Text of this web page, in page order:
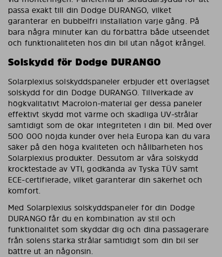
passa exakt till din Dodge DURANGO, vilket
garanterar en bubbelfri installation varje gång. På
bara några minuter kan du förbättra både utseendet
och funktionaliteten hos din bil utan något krångel.
Solskydd för Dodge DURANGO
Solarplexius solskyddspaneler erbjuder ett överlägset
solskydd för din Dodge DURANGO. Tillverkade av
högkvalitativt Macrolon-material ger dessa paneler
effektivt skydd mot värme och skadliga UV-strålar
samtidigt som de ökar integriteten i din bil. Med över
500 000 nöjda kunder över hela Europa kan du vara
säker på den höga kvaliteten och hållbarheten hos
Solarplexius produkter. Dessutom är våra solskydd
krocktestade av VTI, godkända av Tyska TÜV samt
ECE-certifierade, vilket garanterar din säkerhet och
komfort.
Med Solarplexius solskyddspaneler för din Dodge
DURANGO får du en kombination av stil och
funktionalitet som skyddar dig och dina passagerare
från solens starka strålar samtidigt som din bil ser
bättre ut än någonsin.